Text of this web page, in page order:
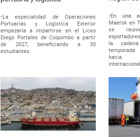
•La especialidad de Operaciones
Portuarias y Logística Exterior
empezaría a impartirse en el Liceo
Diego Portales de Coquimbo a partir
de 2027, beneficiando a 30
estudiantes.
•En una
Maersk en
se
la
hacia